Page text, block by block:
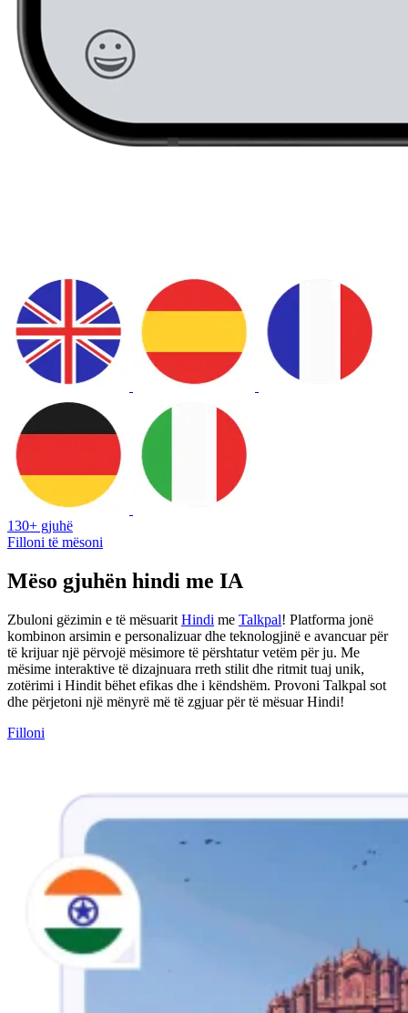
130+ gjuhë
Filloni të mësoni
Mëso gjuhën hindi me IA
Zbuloni gëzimin e të mësuarit Hindi me Talkpal! Platforma jonë
kombinon arsimin e personalizuar dhe teknologjinë e avancuar për
të krijuar një përvojë mësimore të përshtatur vetëm për ju. Me
mësime interaktive të dizajnuara rreth stilit dhe ritmit tuaj unik,
zotërimi i Hindit bëhet efikas dhe i këndshëm. Provoni Talkpal sot
dhe përjetoni një mënyrë më të zgjuar për të mësuar Hindi!
Filloni